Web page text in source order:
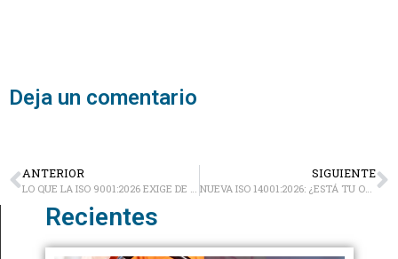
Deja un comentario
ANTERIOR
LO QUE LA ISO 9001:2026 EXIGE DE TU SISTEMA DE GESTIÓN
SIGUIENTE
NUEVA ISO 14001:2026: ¿ESTÁ TU ORGANIZACIÓN LISTA PARA LOS NUEVOS ESTÁNDARES GLOBALES?
Recientes